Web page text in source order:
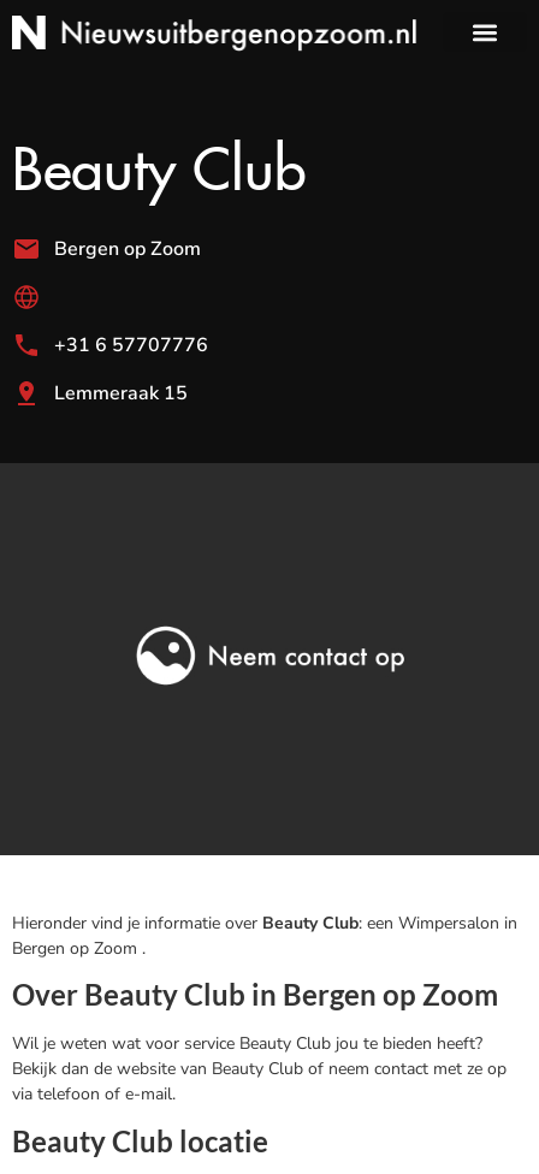
Beauty Club
Bergen op Zoom
+31 6 57707776
Lemmeraak 15
Hieronder vind je informatie over Beauty Club: een Wimpersalon in
Bergen op Zoom .
Over Beauty Club in Bergen op Zoom
Wil je weten wat voor service Beauty Club jou te bieden heeft?
Bekijk dan de website van Beauty Club of neem contact met ze op
via telefoon of e-mail.
Beauty Club locatie